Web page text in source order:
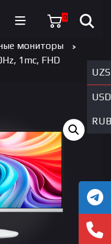
0
UZS
USD
RUB
мониторы
1mc, FHD